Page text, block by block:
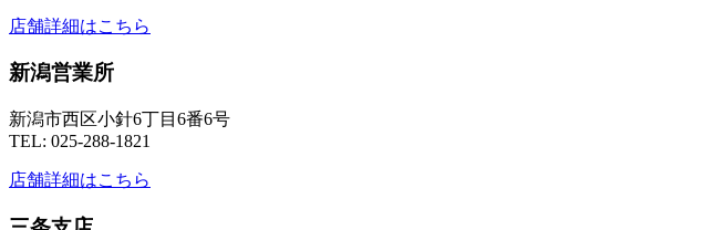
店舗詳細はこちら
新潟営業所
新潟市西区小針6丁目6番6号
TEL: 025-288-1821
店舗詳細はこちら